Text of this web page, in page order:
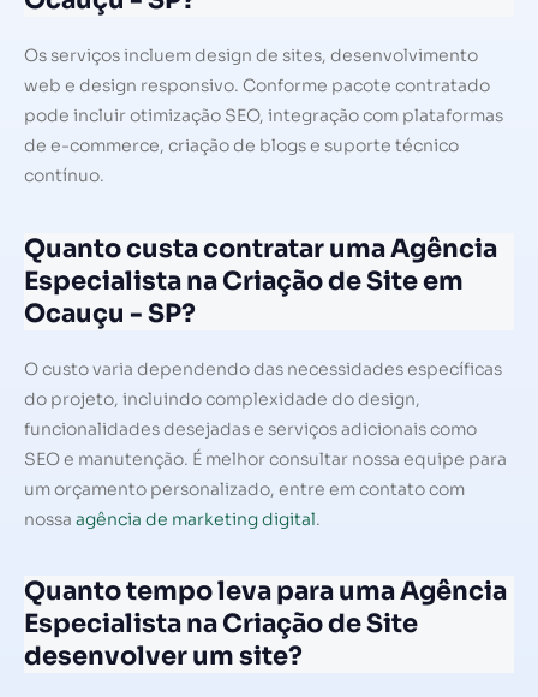
Os serviços incluem design de sites, desenvolvimento
web e design responsivo. Conforme pacote contratado
pode incluir otimização SEO, integração com plataformas
de e-commerce, criação de blogs e suporte técnico
contínuo.
Quanto custa contratar uma Agência
Especialista na Criação de Site em
Ocauçu - SP?
O custo varia dependendo das necessidades específicas
do projeto, incluindo complexidade do design,
funcionalidades desejadas e serviços adicionais como
SEO e manutenção. É melhor consultar nossa equipe para
um orçamento personalizado, entre em contato com
nossa agência de marketing digital.
Quanto tempo leva para uma Agência
Especialista na Criação de Site
desenvolver um site?